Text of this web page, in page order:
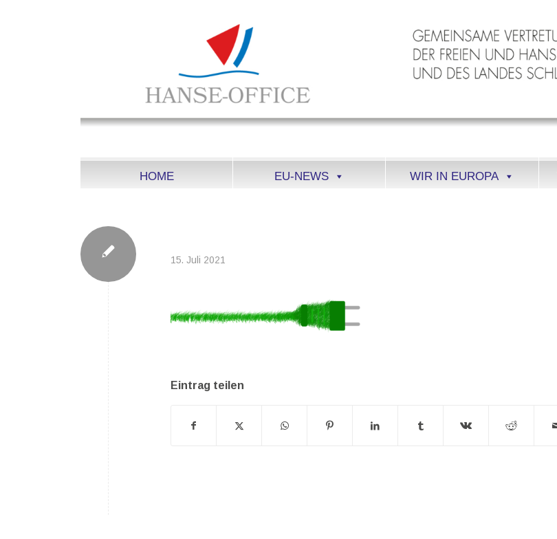
HOME EU-NEWS WIR IN EUROPA
15. Juli 2021
Eintrag teilen